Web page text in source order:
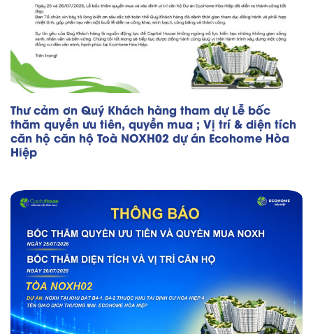
Thư cảm ơn Quý Khách hàng tham dự Lễ bốc
thăm quyền ưu tiên, quyền mua ; Vị trí & diện tích
căn hộ căn hộ Toà NOXH02 dự án Ecohome Hòa
Hiệp